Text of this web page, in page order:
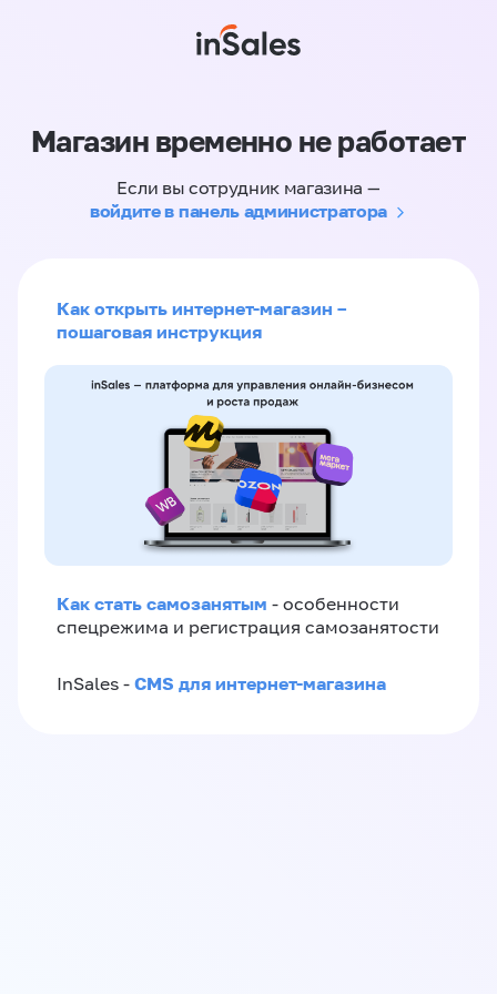
Магазин временно не работает
Если вы сотрудник магазина —
войдите в панель администратора
Как открыть интернет-магазин –
пошаговая инструкция
Как стать самозанятым - особенности
спецрежима и регистрация самозанятости
InSales - CMS для интернет-магазина